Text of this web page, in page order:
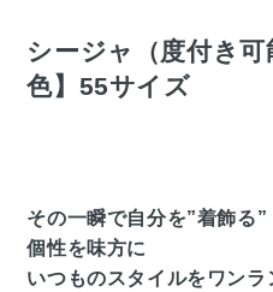
シージャ（度付き
色】55サイズ
その一瞬で自分を”着飾る”
個性を味方に
いつものスタイルをワン